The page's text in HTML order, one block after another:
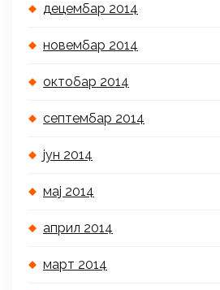
децембар 2014
новембар 2014
октобар 2014
септембар 2014
јун 2014
мај 2014
април 2014
март 2014